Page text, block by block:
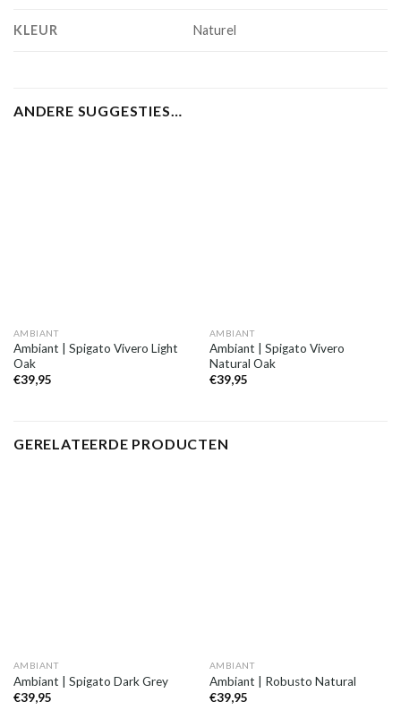
KLEUR Naturel
ANDERE SUGGESTIES…
AMBIANT
Ambiant | Spigato Vivero Light
Oak
€39,95
AMBIANT
Ambiant | Spigato Vivero
Natural Oak
€39,95
GERELATEERDE PRODUCTEN
AMBIANT
Ambiant | Spigato Dark Grey
€39,95
AMBIANT
Ambiant | Robusto Natural
€39,95